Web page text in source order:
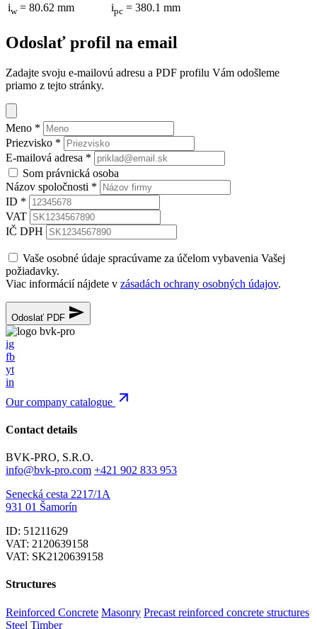
iw= 80.62 mm ipc = 380.1 mm
Odoslať profil na email
Zadajte svoju e-mailovú adresu a PDF profilu Vám odošleme
priamo z tejto stránky.
Meno *
Priezvisko *
E-mailová adresa *
Som právnická osoba
Názov spoločnosti *
ID *
VAT
IČ DPH
Vaše osobné údaje spracúvame za účelom vybavenia Vašej
požiadavky.
Viac informácií nájdete v zásadách ochrany osobných údajov.
Odoslať PDF
ig
fb
yt
in
Our company catalogue
Contact details
BVK-PRO, S.R.O.
info@bvk-pro.com +421 902 833 953
Senecká cesta 2217/1A
931 01 Šamorín
ID: 51211629
VAT: 2120639158
VAT: SK2120639158
Structures
Reinforced Concrete Masonry Precast reinforced concrete structures
Steel Timber